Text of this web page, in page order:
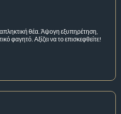
θέα. Άψογη εξυπηρέτηση,
φαγητό. Αξίζει να το επισκεφθείτε!